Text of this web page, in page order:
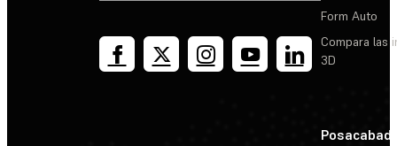
Form Auto
Compara las
3D